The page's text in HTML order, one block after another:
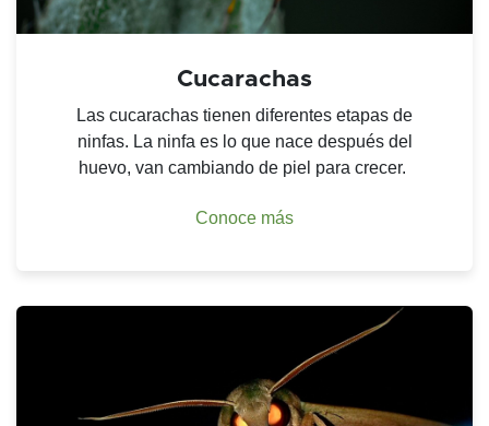
Cucarachas
Las cucarachas tienen diferentes etapas de
ninfas. La ninfa es lo que nace después del
huevo, van cambiando de piel para crecer.
Conoce más